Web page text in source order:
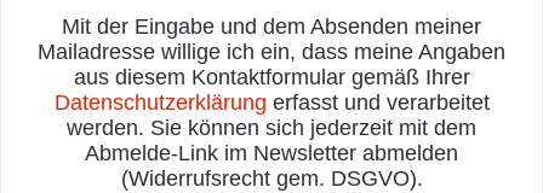
Mit der Eingabe und dem Absenden meiner
Mailadresse willige ich ein, dass meine Angaben
aus diesem Kontaktformular gemäß Ihrer
Datenschutzerklärung erfasst und verarbeitet
werden. Sie können sich jederzeit mit dem
Abmelde-Link im Newsletter abmelden
(Widerrufsrecht gem. DSGVO).